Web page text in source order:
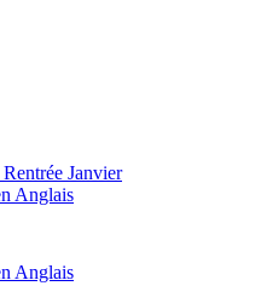
Janvier
Anglais
Anglais